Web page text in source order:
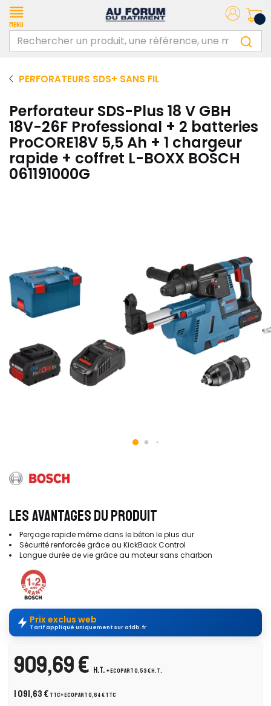
Menu
PERFORATEURS SDS+ SANS FIL
Perforateur SDS-Plus 18 V GBH
18V-26F Professional + 2 batteries
ProCORE18V 5,5 Ah + 1 chargeur
rapide + coffret L-BOXX BOSCH
061191000G
LES AVANTAGES DU PRODUIT
Perçage rapide même dans le béton le plus dur
Sécurité renforcée grâce au KickBack Control
Longue durée de vie grâce au moteur sans charbon
Prix exclus web
Tarif appliqué uniquement sur afdb.fr
909,69 € H.T. + ecopart 0,53 € H.T.
1 091,63 € TTC+ ecopart 0,64 € TTC